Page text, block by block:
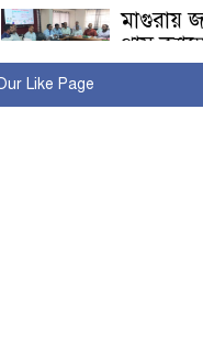
মাগুরায়
প্লাস
Like Page